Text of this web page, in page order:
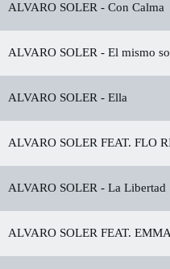
ALVARO SOLER - Con Calma
ALVARO SOLER - El mismo
ALVARO SOLER - Ella
ALVARO SOLER FEAT. FLO
ALVARO SOLER - La Libertad
ALVARO SOLER FEAT.